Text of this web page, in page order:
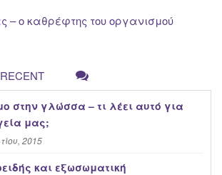
– ο καθρέφτης του οργανισμού
RECENT
στην γλώσσα – τι λέει αυτό για
μας;
2015
και εξωσωματική